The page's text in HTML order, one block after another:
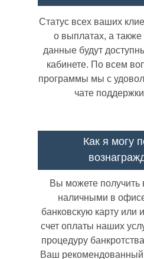
Как я могу
Вы можете получить
наличными в
банковскую карту или
счет оплаты наших
процедуру
Ваш рекомендованный
Статус всех ваших
о выплатах, а
данные будут
кабинете. По всем
программы мы с
чате